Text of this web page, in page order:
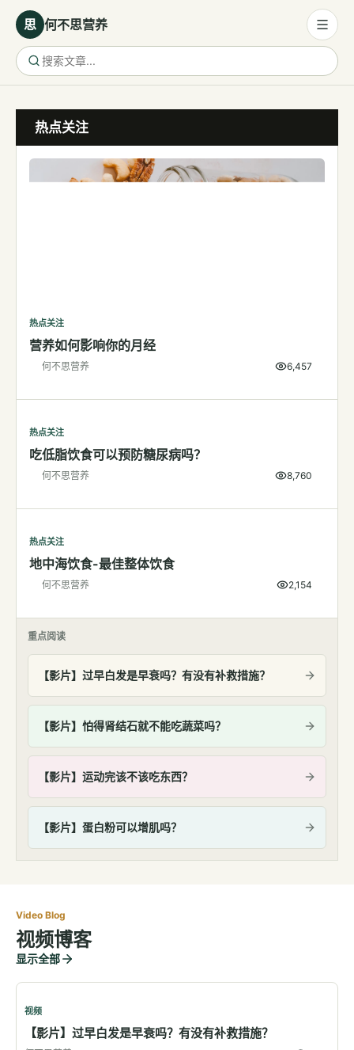
思 何不思营养
营养与饮食
保健食品
运动
睡眠
医学百科
视频博客
营养科普视频
运动营养视频
热点关注
热点关注
营养如何影响你的月经
何不思营养 6,457
热点关注
吃低脂饮食可以预防糖尿病吗？
何不思营养 8,760
热点关注
地中海饮食-最佳整体饮食
何不思营养 2,154
重点阅读
【影片】过早白发是早衰吗？有没有补救措施？
【影片】怕得肾结石就不能吃蔬菜吗？
【影片】运动完该不该吃东西？
【影片】蛋白粉可以增肌吗？
Video Blog
视频博客
显示全部
视频
【影片】过早白发是早衰吗？有没有补救措施？